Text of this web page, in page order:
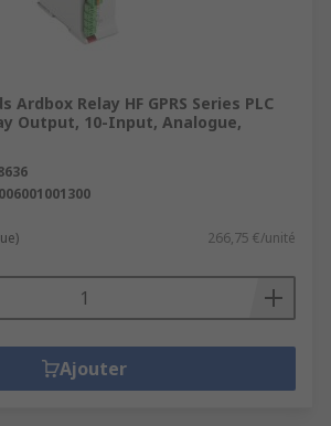
Relay HF GPRS Series PLC
Output, 10-Input, Analogue,
006001001300
266,75 €/unité
Ajouter